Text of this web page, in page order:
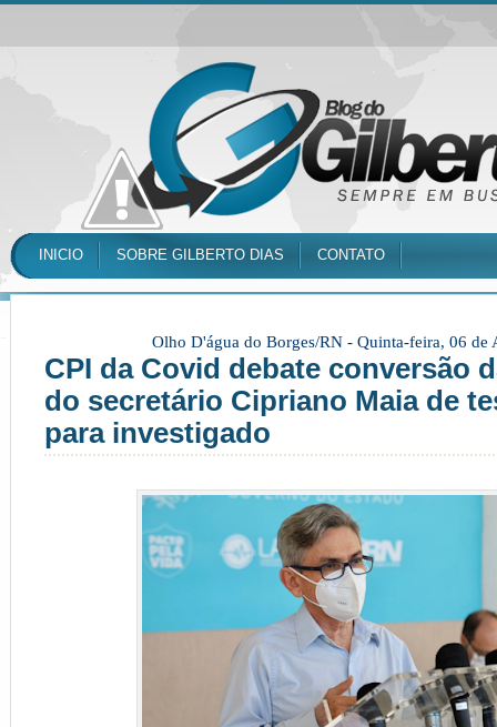
INICIO SOBRE GILBERTO DIAS CONTATO
Olho D'água do Borges/RN - Quinta-feira, 06 de
CPI da Covid debate conversão
do secretário Cipriano Maia de
para investigado